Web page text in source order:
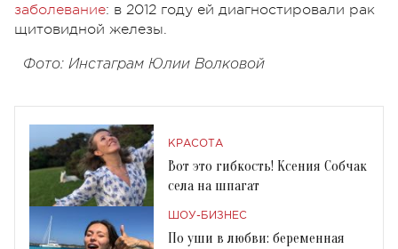
заболевание: в 2012 году ей диагностировали рак
щитовидной железы.
Фото: Инстаграм Юлии Волковой
КРАСОТА
Вот это гибкость! Ксения Собчак
села на шпагат
ШОУ-БИЗНЕС
По уши в любви: беременная